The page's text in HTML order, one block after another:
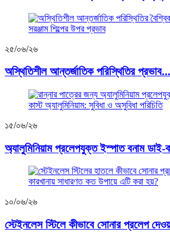
২৫/০৬/২৬
অস্থিতিশীল আন্তর্জাতিক পরিস্থিতির প্রভাব...
১৫/০৬/২৬
অ্যালুমিনিয়াম প্রলেপযুক্ত ইস্পাত বনাম ডাই-
১০/০৬/২৬
স্টেইনলেস স্টিলে কীভাবে সোনার প্রলেপ